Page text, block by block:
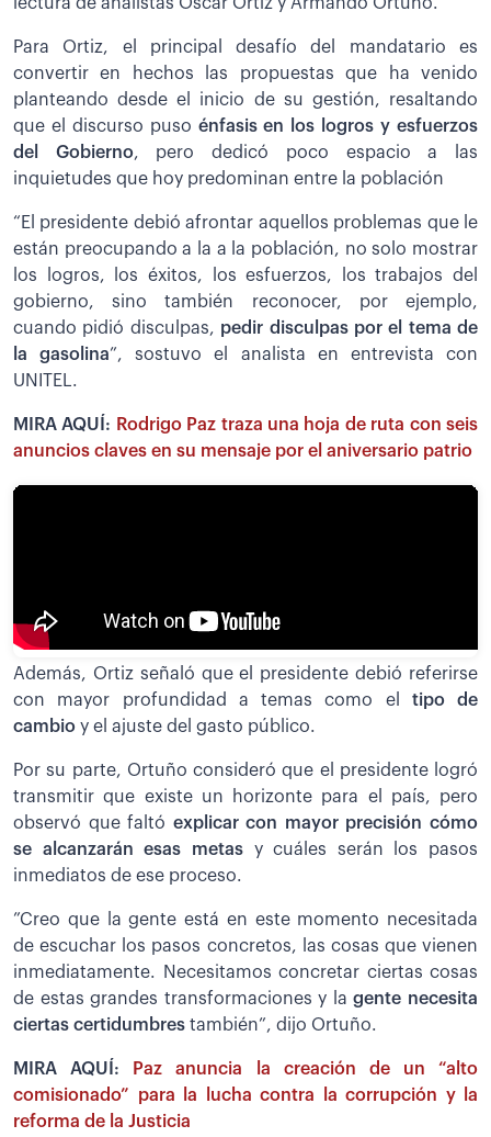
Para Ortiz, el principal desafío del mandatario es
convertir en hechos las propuestas que ha venido
planteando desde el inicio de su gestión, resaltando
que el discurso puso énfasis en los logros y esfuerzos
del Gobierno, pero dedicó poco espacio a las
inquietudes que hoy predominan entre la población
“El presidente debió afrontar aquellos problemas que le
están preocupando a la a la población, no solo mostrar
los logros, los éxitos, los esfuerzos, los trabajos del
gobierno, sino también reconocer, por ejemplo,
cuando pidió disculpas, pedir disculpas por el tema de
la gasolina”, sostuvo el analista en entrevista con
UNITEL.
MIRA AQUÍ: Rodrigo Paz traza una hoja de ruta con seis
anuncios claves en su mensaje por el aniversario patrio
Además, Ortiz señaló que el presidente debió referirse
con mayor profundidad a temas como el tipo de
cambio y el ajuste del gasto público.
Por su parte, Ortuño consideró que el presidente logró
transmitir que existe un horizonte para el país, pero
observó que faltó explicar con mayor precisión cómo
se alcanzarán esas metasy cuáles serán los pasos
inmediatos de ese proceso.
”Creo que la gente está en este momento necesitada
de escuchar los pasos concretos, las cosas que vienen
inmediatamente. Necesitamos concretar ciertas cosas
de estas grandes transformaciones y lagente necesita
ciertas certidumbres también”, dijo Ortuño.
MIRA AQUÍ:
Paz anuncia la creación de un “alto
comisionado” para la lucha contra la corrupción y la
reforma de la Justicia